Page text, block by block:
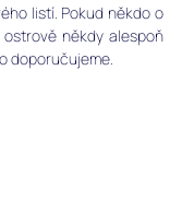
listí. Pokud někdo o
někdy alespoň
doporučujeme.